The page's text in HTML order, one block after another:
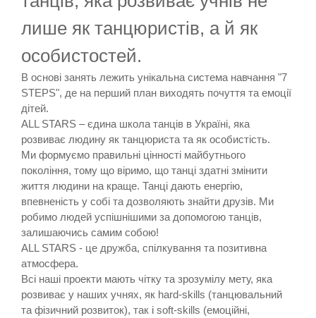
лише як танцюристів, а й як
особистостей.
В основі занять лежить унікальна система навчання "7
STEPS", де на перший план виходять почуття та емоції
дітей.
ALL STARS – єдина школа танців в Україні, яка
розвиває людину як танцюриста та як особистість.
Ми формуємо правильні цінності майбутнього
покоління, тому що віримо, що танці здатні змінити
життя людини на краще. Танці дають енергію,
впевненість у собі та дозволяють знайти друзів. Ми
робимо людей успішнішими за допомогою танців,
залишаючись самим собою!
ALL STARS - це дружба, спілкування та позитивна
атмосфера.
Всі наші проекти мають чітку та зрозумілу мету, яка
розвиває у наших учнях, як hard-skills (танцювальний
та фізичний розвиток), так і soft-skills (емоційні,